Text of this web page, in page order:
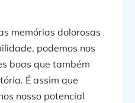
memórias dolorosas
podemos nos
boas que também
É assim que
nosso potencial